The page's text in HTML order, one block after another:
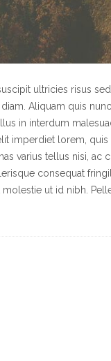
ultricies risus
Aliquam quis
in interdum
imperdiet lorem,
varius tellus nisi, ac
consequat
ut id nibh.